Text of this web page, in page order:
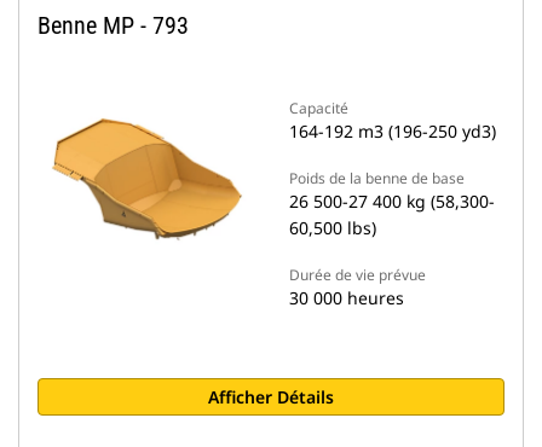
Benne MP - 793
Capacité
164-192 m3 (196-250 yd3)
Poids de la benne de base
26 500-27 400 kg (58,300-
60,500 lbs)
Durée de vie prévue
30 000 heures
Afficher Détails